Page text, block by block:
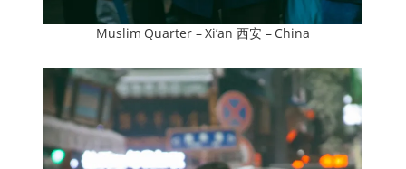
Muslim Quarter – Xi’an 西安 – China